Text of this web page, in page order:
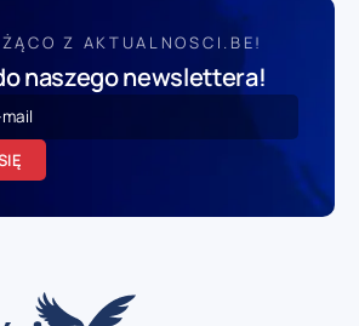
Z AKTUALNOSCI.BE!
naszego newslettera!